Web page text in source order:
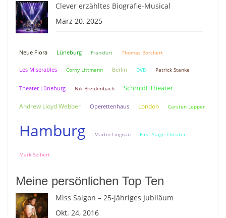
Clever erzähltes Biografie-Musical
März 20, 2025
Neue Flora Lüneburg Frankfurt Thomas Borchert
Les Miserables Corny Littmann Berlin DVD Patrick Stanke
Theater Lüneburg Nik Breidenbach Schmidt Theater
Andrew Lloyd Webber Operettenhaus London Carsten Lepper
Hamburg Martin Lingnau First Stage Theater
Mark Seibert
Meine persönlichen Top Ten
Miss Saigon – 25-jähriges Jubiläum
Okt. 24, 2016